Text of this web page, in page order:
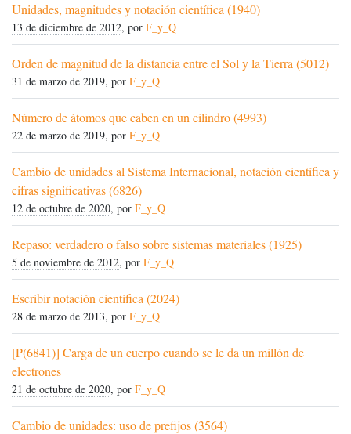
Unidades, magnitudes y notación científica (1940)
13 de diciembre de 2012, por F_y_Q
Orden de magnitud de la distancia entre el Sol y la Tierra (5012)
31 de marzo de 2019, por F_y_Q
Número de átomos que caben en un cilindro (4993)
22 de marzo de 2019, por F_y_Q
Cambio de unidades al Sistema Internacional, notación científica y
cifras significativas (6826)
12 de octubre de 2020, por F_y_Q
Repaso: verdadero o falso sobre sistemas materiales (1925)
5 de noviembre de 2012, por F_y_Q
Escribir notación científica (2024)
28 de marzo de 2013, por F_y_Q
[P(6841)] Carga de un cuerpo cuando se le da un millón de
electrones
21 de octubre de 2020, por F_y_Q
Cambio de unidades: uso de prefijos (3564)